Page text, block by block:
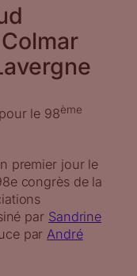
le 98ème
premier jour le
congrès de la
par Sandrine
parAndré